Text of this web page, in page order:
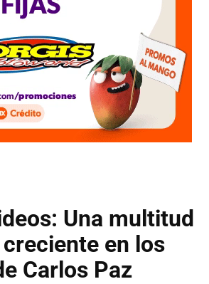
Una multitud
en los
Carlos Paz